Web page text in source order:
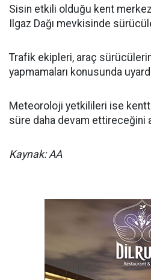
Sisin etkili olduğu kent
Ilgaz Dağı mevkisinde
Trafik ekipleri, araç sürücülerini
yapmamaları konusunda
Meteoroloji yetkilileri ise
süre daha devam ettireceğini
Kaynak: AA